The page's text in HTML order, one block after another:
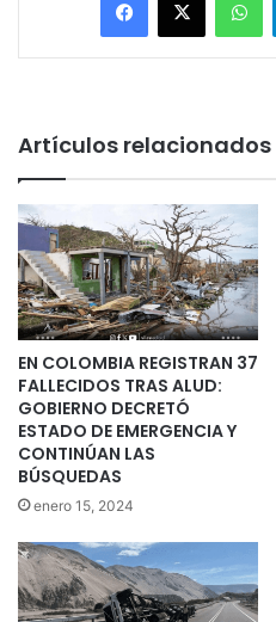
Artículos relacionados
EN COLOMBIA REGISTRAN 37
FALLECIDOS TRAS ALUD:
GOBIERNO DECRETÓ
ESTADO DE EMERGENCIA Y
CONTINÚAN LAS
BÚSQUEDAS
enero 15, 2024